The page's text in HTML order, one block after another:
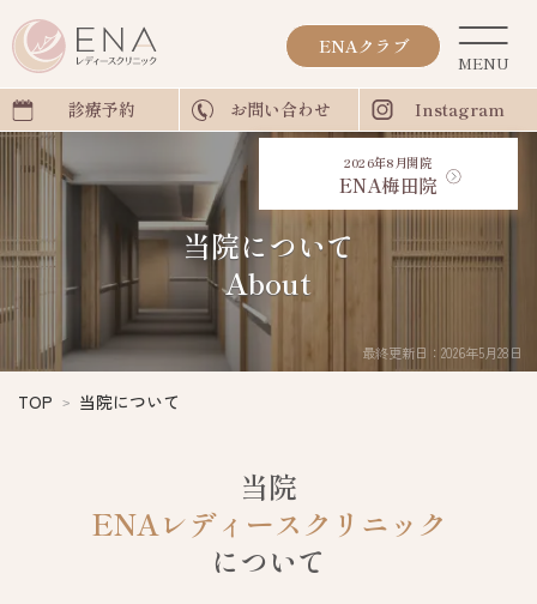
診療予約 お問い合わせ Instagram
ENAクラブ
2026年8月開院
ENA梅田院
最終更新日：2026年5月28日
TOP 当院について
当院について
About
当院
ENAレディースクリニック
について